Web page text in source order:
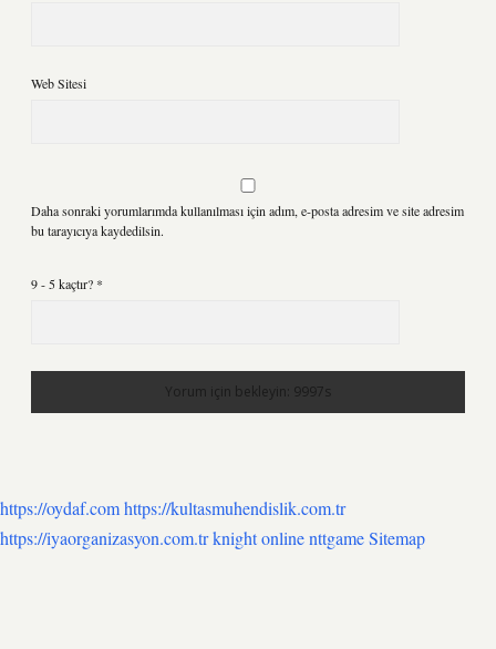
Web Sitesi
Daha sonraki yorumlarımda kullanılması için adım, e-posta adresim ve site adresim
bu tarayıcıya kaydedilsin.
9 - 5 kaçtır? *
https://oydaf.comhttps://kultasmuhendislik.com.tr
https://iyaorganizasyon.com.trknight onlinenttgameSitemap